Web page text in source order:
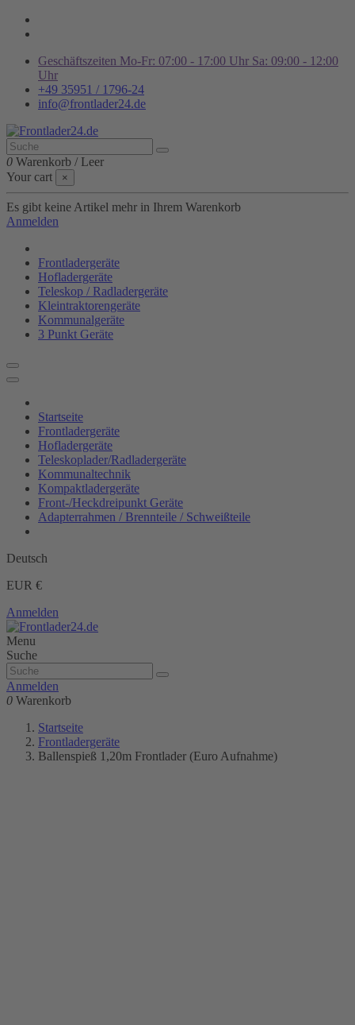
Geschäftszeiten Mo-Fr: 07:00 - 17:00 Uhr Sa: 09:00 - 12:00
Uhr
+49 35951 / 1796-24
info@frontlader24.de
0 Warenkorb / Leer
Your cart
×
Es gibt keine Artikel mehr in Ihrem Warenkorb
Anmelden
Frontladergeräte
Hofladergeräte
Teleskop / Radladergeräte
Kleintraktorengeräte
Kommunalgeräte
3 Punkt Geräte
Startseite
Frontladergeräte
Hofladergeräte
Teleskoplader/Radladergeräte
Kommunaltechnik
Kompaktladergeräte
Front-/Heckdreipunkt Geräte
Adapterrahmen / Brennteile / Schweißteile
Deutsch
EUR €
Anmelden
Menu
Suche
Anmelden
0 Warenkorb
Startseite
Frontladergeräte
Ballenspieß 1,20m Frontlader (Euro Aufnahme)